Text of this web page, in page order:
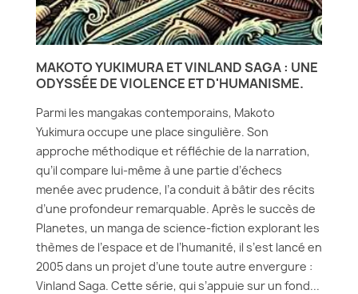
MAKOTO YUKIMURA ET VINLAND SAGA : UNE
ODYSSÉE DE VIOLENCE ET D'HUMANISME.
Parmi les mangakas contemporains, Makoto
Yukimura occupe une place singulière. Son
approche méthodique et réfléchie de la narration,
qu’il compare lui-même à une partie d’échecs
menée avec prudence, l’a conduit à bâtir des récits
d’une profondeur remarquable. Après le succès de
Planetes, un manga de science-fiction explorant les
thèmes de l’espace et de l’humanité, il s’est lancé en
2005 dans un projet d’une toute autre envergure :
Vinland Saga. Cette série, qui s’appuie sur un fond...